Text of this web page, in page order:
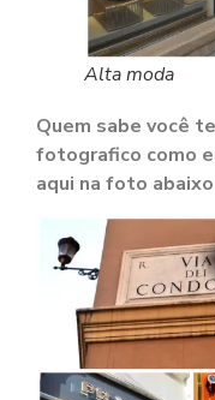
Alta moda
Quem sabe você
fotografico como
aqui na foto abaixo